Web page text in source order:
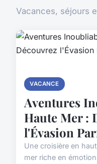
Vacances, séjours
VACANCE
Aventures
Haute Mer :
l'Évasion
Une croisière en
mer riche en